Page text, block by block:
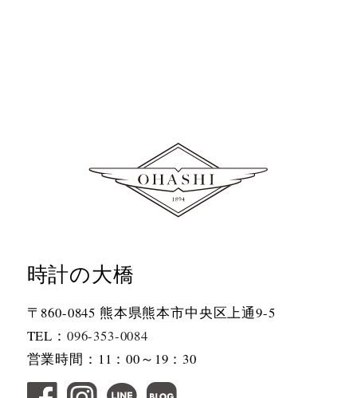
時計の大橋
〒860-0845 熊本県熊本市中央区上通9-5
TEL： 096-353-0084
営業時間：11：00～19：30